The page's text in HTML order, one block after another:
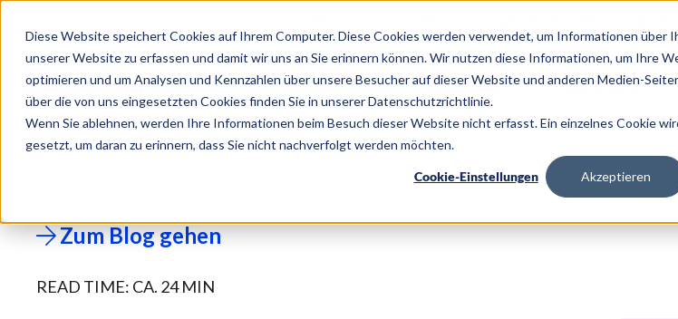
Diese Website speichert Cookies auf Ihrem Computer. Diese Cookies werden verwendet, um Informationen über
unserer Website zu erfassen und damit wir uns an Sie erinnern können. Wir nutzen diese Informationen, um Ihre
optimieren und um Analysen und Kennzahlen über unsere Besucher auf dieser Website und anderen Medien-
über die von uns eingesetzten Cookies finden Sie in unserer Datenschutzrichtlinie.
Wenn Sie ablehnen, werden Ihre Informationen beim Besuch dieser Website nicht erfasst. Ein einzelnes Cookie
gesetzt, um daran zu erinnern, dass Sie nicht nachverfolgt werden möchten.
Cookie-Einstellungen Akzeptieren
AGENTIC QA LEISTUNGEN BRANCHEN
Zum Blog gehen
READ TIME: CA. 24MIN